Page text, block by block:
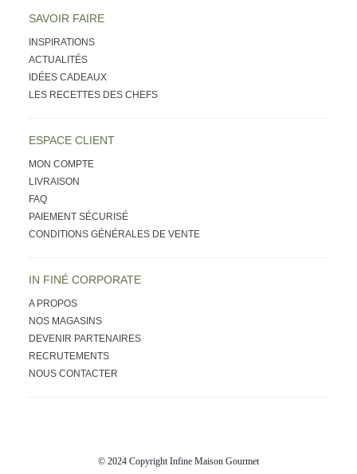
SAVOIR FAIRE
INSPIRATIONS
ACTUALITÉS
IDÉES CADEAUX
LES RECETTES DES CHEFS
ESPACE CLIENT
MON COMPTE
LIVRAISON
FAQ
PAIEMENT SÉCURISÉ
CONDITIONS GÉNÉRALES DE VENTE
IN FINÉ CORPORATE
A PROPOS
NOS MAGASINS
DEVENIR PARTENAIRES
RECRUTEMENTS
NOUS CONTACTER
© 2024 Copyright Infine Maison Gourmet